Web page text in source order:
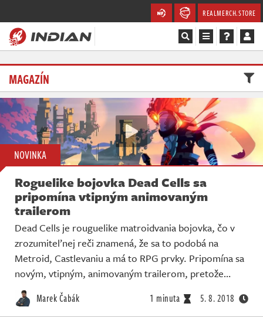
REALMERCH.STORE
Magazín
Recenze
Videa
Soutěže
Databáze
Komunita
Redakce
Živě
MAGAZÍN
NOVINKA
Roguelike bojovka Dead Cells sa
pripomína vtipným animovaným
trailerom
Dead Cells je rouguelike matroidvania bojovka, čo v
zrozumiteľnej reči znamená, že sa to podobá na
Metroid, Castlevaniu a má to RPG prvky. Pripomína sa
novým, vtipným, animovaným trailerom, pretože…
Marek Čabák 1 minuta 5. 8. 2018